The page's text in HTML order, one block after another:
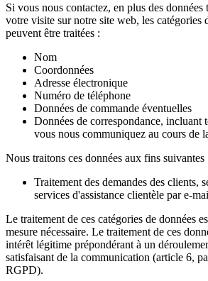
Si vous nous contactez, en plus des données
votre visite sur notre site web, les catégories
peuvent être traitées :
Nom
Coordonnées
Adresse électronique
Numéro de téléphone
Données de commande éventuelles
Données de correspondance, incluant
vous nous communiquez au cours de
Nous traitons ces données aux fins suivantes
Traitement des demandes des clients,
services d'assistance clientèle par e-
Le traitement de ces catégories de données
mesure nécessaire. Le traitement de ces
intérêt légitime prépondérant à un
satisfaisant de la communication (article 6,
RGPD).